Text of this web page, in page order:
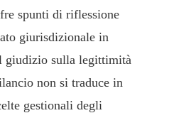
spunti di riflessione
giurisdizionale in
giudizio sulla legittimità
non si traduce in
gestionali degli